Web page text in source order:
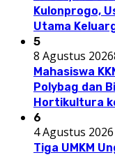
Kulonprogo,
Utama
5
8 Agustus 2026
Mahasiswa
Polybag dan
Hortikultura
6
4 Agustus 2026
Tiga UMKM